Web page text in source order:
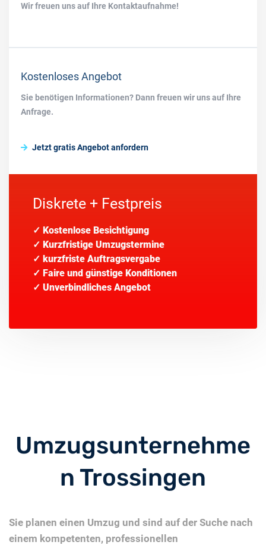
Wir freuen uns auf Ihre Kontaktaufnahme!
Kostenloses Angebot
Sie benötigen Informationen? Dann freuen wir uns auf Ihre
Anfrage.
Jetzt gratis Angebot anfordern
Diskrete + Festpreis
✓ Kostenlose Besichtigung
✓ Kurzfristige Umzugstermine
✓ kurzfriste Auftragsvergabe
✓ Faire und günstige Konditionen
✓ Unverbindliches Angebot
Umzugsunternehme
n Trossingen
Sie planen einen Umzug und sind auf der Suche nach
einem kompetenten, professionellen